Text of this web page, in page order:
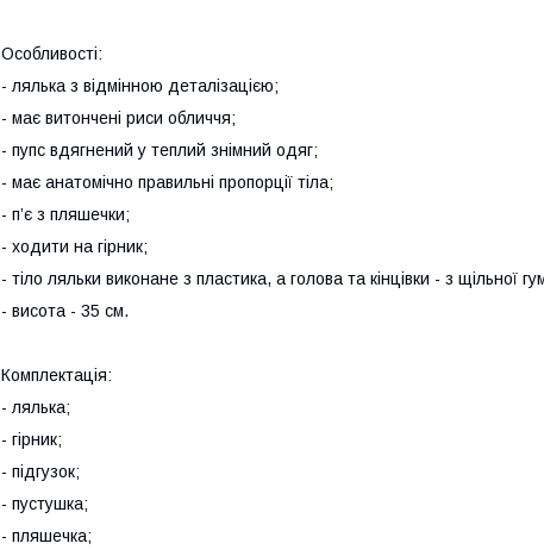
Особливості:
- лялька з відмінною деталізацією;
- має витончені риси обличчя;
- пупс вдягнений у теплий знімний одяг;
- має анатомічно правильні пропорції тіла;
- п’є з пляшечки;
- ходити на гірник;
- тіло ляльки виконане з пластика, а голова та кінцівки - з щільної
- висота - 35 см.
Комплектація:
- лялька;
- гірник;
- підгузок;
- пустушка;
- пляшечка;